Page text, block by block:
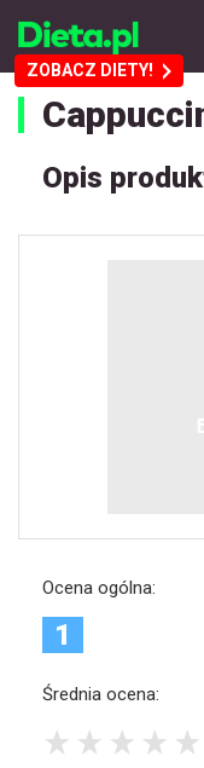
ZOBACZ DIETY!
Opis
Ocena ogólna:
1
Średnia ocena: